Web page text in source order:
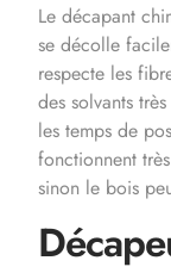
Le décapant
se décolle
respecte les
des solvants
les temps de
fonctionnent
sinon le bois